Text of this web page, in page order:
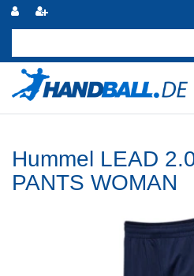
Hummel LEAD
PANTS WOMAN